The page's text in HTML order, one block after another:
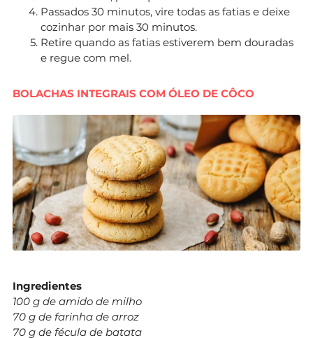
Passados 30 minutos, vire todas as fatias e deixe
cozinhar por mais 30 minutos.
Retire quando as fatias estiverem bem douradas
e regue com mel.
BOLACHAS INTEGRAIS COM ÓLEO DE CÔCO
Ingredientes
100 g de amido de milho
70 g de farinha de arroz
70 g de fécula de batata